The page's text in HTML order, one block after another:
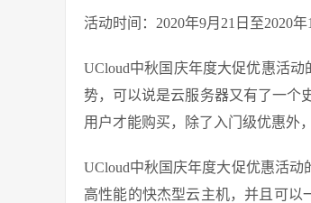
活动时间：2020年9月21日至2020年
UCloud中秋国庆年度大促优惠活
势，可以说是云服务器又有了一个
用户才能购买，除了入门级优惠外
UCloud中秋国庆年度大促优惠活
高性能的快杰型云主机，并且可以